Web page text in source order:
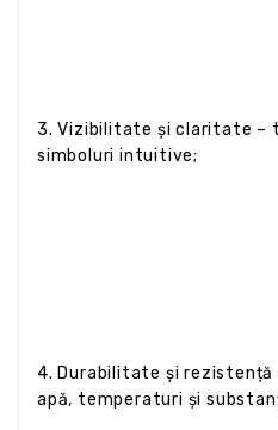
3. Vizibilitate și claritate –
simboluri intuitive;
4. Durabilitate și
apă, temperaturi și